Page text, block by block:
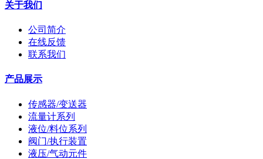
关于我们
公司简介
在线反馈
联系我们
产品展示
传感器/变送器
流量计系列
液位/料位系列
阀门/执行装置
液压/气动元件